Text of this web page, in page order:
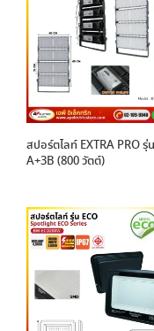
สปอร์ตไลท์ EXTRA PRO รุ่น
A+3B (800 วัตต์)